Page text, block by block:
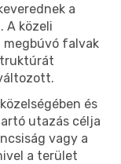
a
A közeli
megbúvó falvak
és
utazás célja
vagy a
a terület